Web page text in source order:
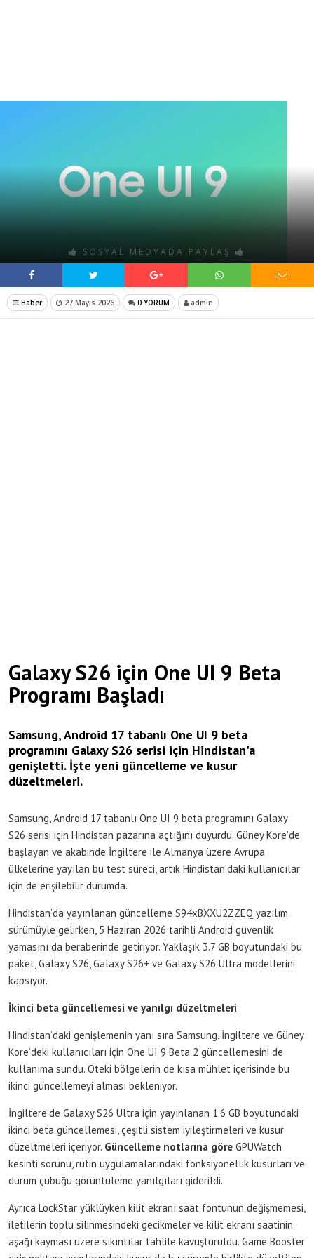
SOSYAL MEDYADA PAYLAŞ
Haber 27 Mayıs 2026 0 YORUM admin
Galaxy S26 için One UI 9 Beta
Programı Başladı
Samsung, Android 17 tabanlı One UI 9 beta
programını Galaxy S26 serisi için Hindistan'a
genişletti. İşte yeni güncelleme ve kusur
düzeltmeleri.
Samsung, Android 17 tabanlı One UI 9 beta programını Galaxy
S26 serisi için Hindistan pazarına açtığını duyurdu. Güney Kore’de
başlayan ve akabinde İngiltere ile Almanya üzere Avrupa
ülkelerine yayılan bu test süreci, artık Hindistan’daki kullanıcılar
için de erişilebilir durumda.
Hindistan’da yayınlanan güncelleme S94xBXXU2ZZEQ yazılım
sürümüyle gelirken, 5 Haziran 2026 tarihli Android güvenlik
yamasını da beraberinde getiriyor. Yaklaşık 3.7 GB boyutundaki bu
paket, Galaxy S26, Galaxy S26+ ve Galaxy S26 Ultra modellerini
kapsıyor.
İkinci beta güncellemesi ve yanılgı düzeltmeleri
Hindistan’daki genişlemenin yanı sıra Samsung, İngiltere ve Güney
Kore’deki kullanıcıları için One UI 9 Beta 2 güncellemesini de
kullanıma sundu. Öteki bölgelerin de kısa mühlet içerisinde bu
ikinci güncellemeyi alması bekleniyor.
İngiltere’de Galaxy S26 Ultra için yayınlanan 1.6 GB boyutundaki
ikinci beta güncellemesi, çeşitli sistem iyileştirmeleri ve kusur
düzeltmeleri içeriyor. Güncelleme notlarına göre GPUWatch
kesinti sorunu, rutin uygulamalarındaki fonksiyonellik kusurları ve
durum çubuğu görüntüleme yanılgıları giderildi.
Ayrıca LockStar yüklüyken kilit ekranı saat fontunun değişmemesi,
iletilerin toplu silinmesindeki gecikmeler ve kilit ekranı saatinin
aşağı kayması üzere sıkıntılar tahlile kavuşturuldu. Game Booster